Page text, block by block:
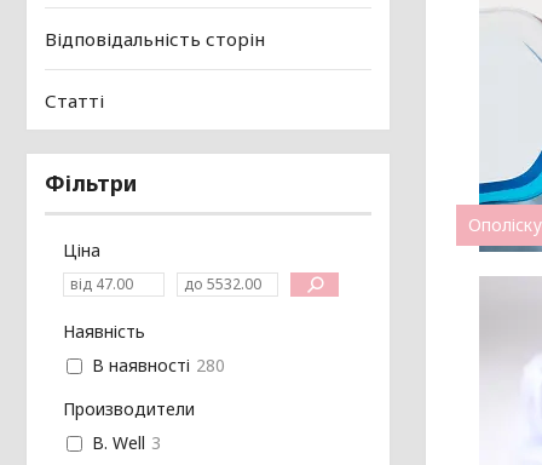
Відповідальність сторін
Статті
Фільтри
Ціна
Наявність
В наявності 280
Производители
B. Well 3